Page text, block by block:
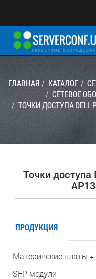
Telegram:
Тел: (90) 932-18-00
ГЛАВНАЯ КАТАЛОГ
СЕТЕВОЕ
ТОЧКИ ДОСТУПА DELL
Точки доступа
ПРОДУКЦИЯ
Материнские платы +
SFP модули